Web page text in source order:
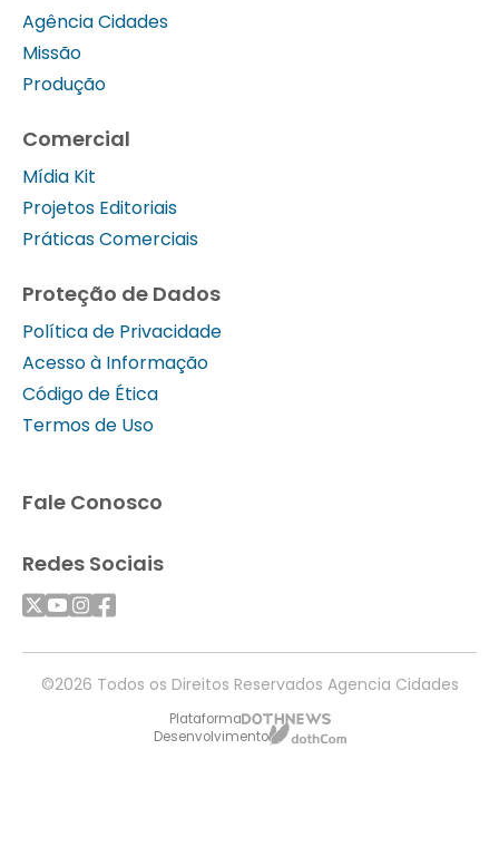
Agência Cidades
Missão
Produção
Comercial
Mídia Kit
Projetos Editoriais
Práticas Comerciais
Proteção de Dados
Política de Privacidade
Acesso à Informação
Código de Ética
Termos de Uso
Fale Conosco
Redes Sociais
©2026 Todos os Direitos Reservados Agencia Cidades
Plataforma
Desenvolvimento